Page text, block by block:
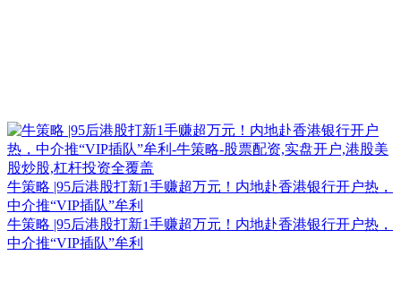
牛策略 |95后港股打新1手赚超万元！内地赴香港银行开户热，
中介推“VIP插队”牟利
牛策略 |95后港股打新1手赚超万元！内地赴香港银行开户热，
中介推“VIP插队”牟利